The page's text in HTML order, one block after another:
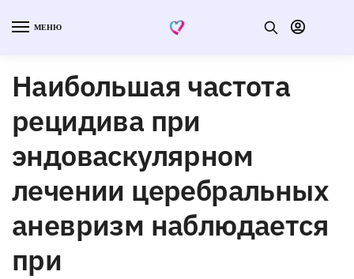
МЕНЮ
Наибольшая частота
рецидива при
эндоваскулярном
лечении церебральных
аневризм наблюдается
при